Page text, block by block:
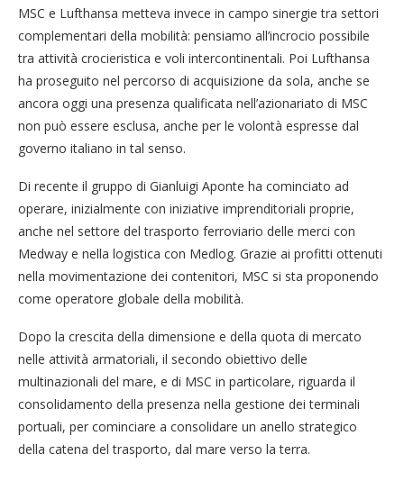
MSC e Lufthansa metteva invece in campo sinergie tra settori
complementari della mobilità: pensiamo all’incrocio possibile
tra attività crocieristica e voli intercontinentali. Poi Lufthansa
ha proseguito nel percorso di acquisizione da sola, anche se
ancora oggi una presenza qualificata nell’azionariato di MSC
non può essere esclusa, anche per le volontà espresse dal
governo italiano in tal senso.
Di recente il gruppo di Gianluigi Aponte ha cominciato ad
operare, inizialmente con iniziative imprenditoriali proprie,
anche nel settore del trasporto ferroviario delle merci con
Medway e nella logistica con Medlog. Grazie ai profitti ottenuti
nella movimentazione dei contenitori, MSC si sta proponendo
come operatore globale della mobilità.
Dopo la crescita della dimensione e della quota di mercato
nelle attività armatoriali, il secondo obiettivo delle
multinazionali del mare, e di MSC in particolare, riguarda il
consolidamento della presenza nella gestione dei terminali
portuali, per cominciare a consolidare un anello strategico
della catena del trasporto, dal mare verso la terra.